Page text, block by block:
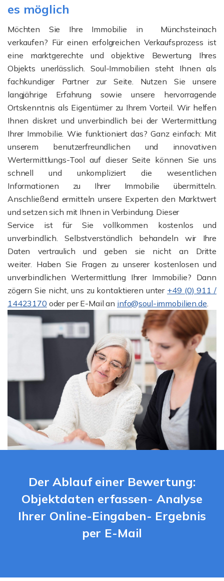
es möglich
Möchten Sie Ihre Immobilie in Münchsteinach
verkaufen? Für einen erfolgreichen Verkaufsprozess ist
eine marktgerechte und objektive Bewertung Ihres
Objekts unerlässlich. Soul-Immobilien steht Ihnen als
fachkundiger Partner zur Seite. Nutzen Sie unsere
langjährige Erfahrung sowie unsere hervorragende
Ortskenntnis als Eigentümer zu Ihrem Vorteil. Wir helfen
Ihnen diskret und unverbindlich bei der Wertermittlung
Ihrer Immobilie. Wie funktioniert das? Ganz einfach: Mit
unserem benutzerfreundlichen und innovativen
Wertermittlungs-Tool auf dieser Seite können Sie uns
schnell und unkompliziert die wesentlichen
Informationen zu Ihrer Immobilie übermitteln.
Anschließend ermitteln unsere Experten den Marktwert
und setzen sich mit Ihnen in Verbindung. Dieser
Service ist für Sie vollkommen kostenlos und
unverbindlich. Selbstverständlich behandeln wir Ihre
Daten vertraulich und geben sie nicht an Dritte
weiter. Haben Sie Fragen zu unserer kostenlosen und
unverbindlichen Wertermittlung Ihrer Immobilie? Dann
zögern Sie nicht, uns zu kontaktieren unter +49 (0) 911 /
14423170 oder per E-Mail an info@soul-immobilien.de
Der Ablauf einer Bewertung:
Objektdaten erfassen- Analyse
Ihrer Online-Eingaben- Ergebnis
per E-Mail